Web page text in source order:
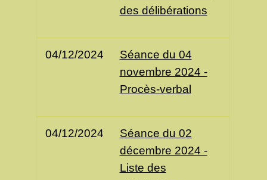
des délibérations
04/12/2024
Séance du 04
novembre 2024 -
Procès-verbal
04/12/2024
Séance du 02
décembre 2024 -
Liste des